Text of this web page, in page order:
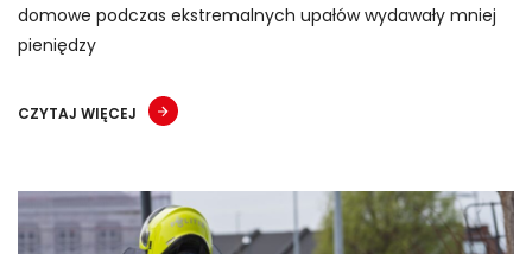
domowe podczas ekstremalnych upałów wydawały mniej
pieniędzy
CZYTAJ WIĘCEJ